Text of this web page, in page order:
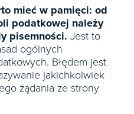
mieć w pamięci: od
podatkowej należy
pisemności. Jest to
ogólnych
Błędem jest
jakichkolwiek
żądania ze strony